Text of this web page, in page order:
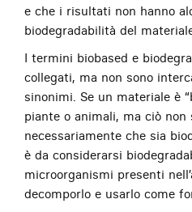
e che i risultati non hanno
biodegradabilità del
I termini biobased e
collegati, ma non sono
sinonimi. Se un materiale è
piante o animali, ma ciò non
necessariamente che sia
è da considerarsi
microorganismi presenti
decomporlo e usarlo come